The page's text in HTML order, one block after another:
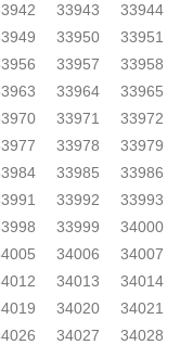
33943
33944
33950
33951
33957
33958
33964
33965
33971
33972
33978
33979
33985
33986
33992
33993
33999
34000
34006
34007
34013
34014
34020
34021
34027
34028